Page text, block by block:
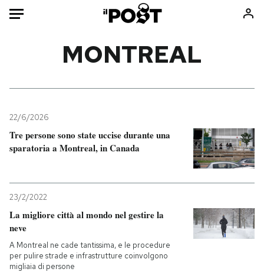
Mondo
Politica
Tecnologia
Scienza
Cultura
Economia
Consumismi
Ok Boomer!
Media
Altrecose
Mondiali calcio 2026
MONTREAL
22/6/2026
Tre persone sono state uccise durante una
sparatoria a Montreal, in Canada
23/2/2022
La migliore città al mondo nel gestire la
neve
A Montreal ne cade tantissima, e le procedure
per pulire strade e infrastrutture coinvolgono
migliaia di persone